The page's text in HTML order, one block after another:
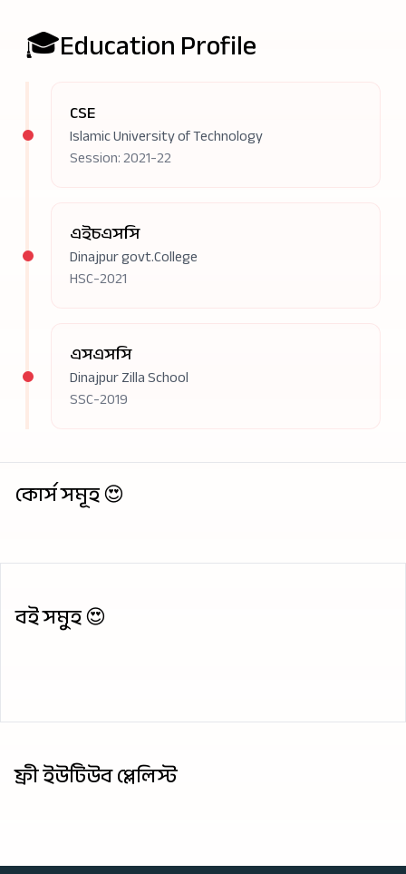
🎓Education Profile
CSE
Islamic University of Technology
Session: 2021-22
এইচএসসি
Dinajpur govt.College
HSC-2021
এসএসসি
Dinajpur Zilla School
SSC-2019
কোর্স সমূহ 😍
বই সমুহ 😍
ফ্রী ইউটিউব প্লেলিস্ট